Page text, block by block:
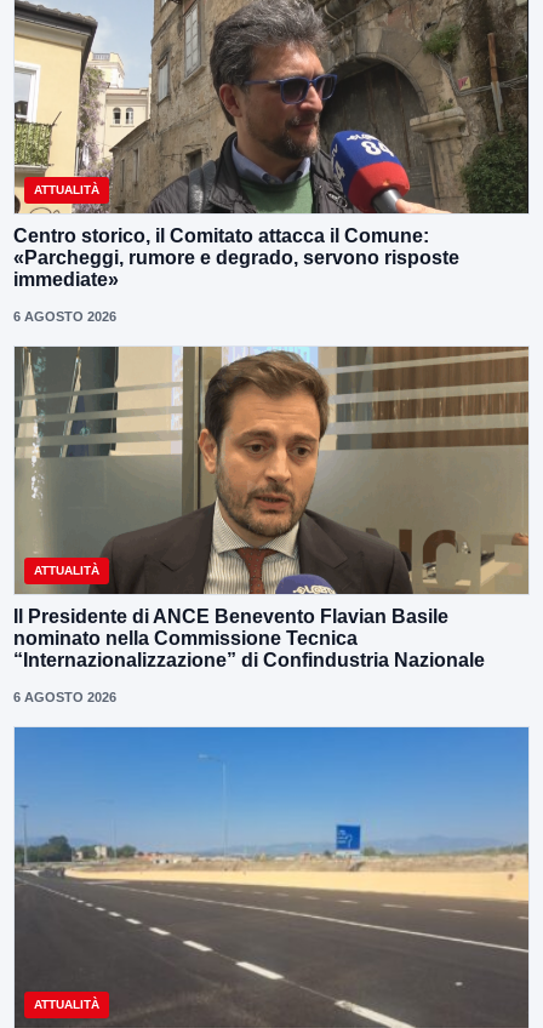
ATTUALITÀ
Centro storico, il Comitato attacca il Comune:
«Parcheggi, rumore e degrado, servono risposte
immediate»
6 AGOSTO 2026
ATTUALITÀ
Il Presidente di ANCE Benevento Flavian Basile
nominato nella Commissione Tecnica
“Internazionalizzazione” di Confindustria Nazionale
6 AGOSTO 2026
ATTUALITÀ